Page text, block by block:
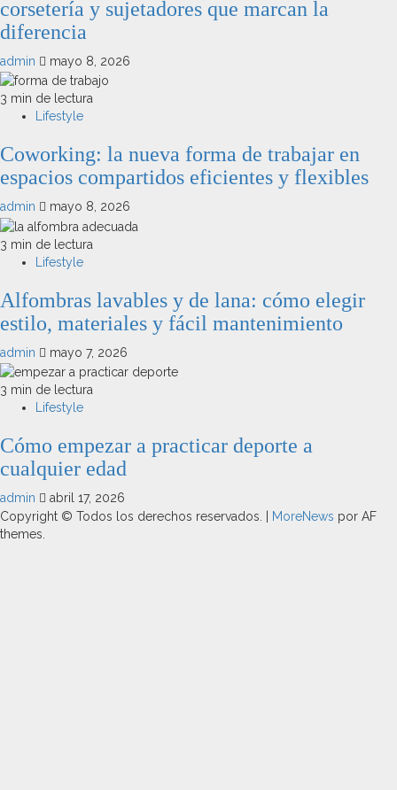
corsetería y sujetadores que marcan la
diferencia
admin mayo 8, 2026
3 min de lectura
Lifestyle
Coworking: la nueva forma de trabajar en
espacios compartidos eficientes y flexibles
admin mayo 8, 2026
3 min de lectura
Lifestyle
Alfombras lavables y de lana: cómo elegir
estilo, materiales y fácil mantenimiento
admin mayo 7, 2026
3 min de lectura
Lifestyle
Cómo empezar a practicar deporte a
cualquier edad
admin
abril 17, 2026
Copyright © Todos los derechos reservados.
MoreNews por AF
themes.